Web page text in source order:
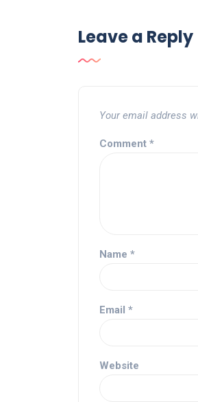
Leave a Reply
Your email address
Comment *
Name *
Email *
Website